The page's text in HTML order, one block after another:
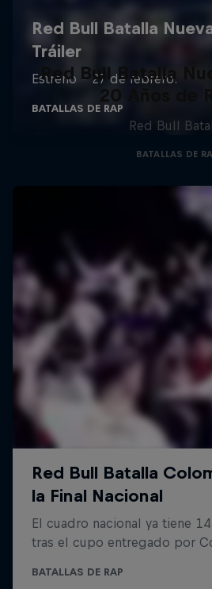
Red Bull Batalla
20 Años de
Red Bull
BATALLAS DE